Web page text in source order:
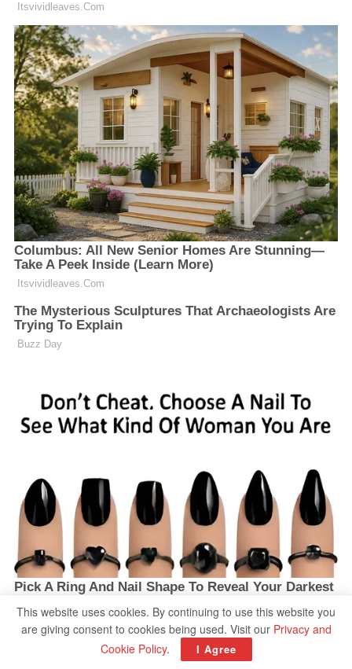
This website uses cookies. By continuing to use this website you
are giving consent to cookies being used. Visit our Privacy and
Cookie Policy. I Agree